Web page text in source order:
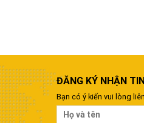
ĐĂNG KÝ NHẬN TIN
Bạn có ý kiến vui lòng